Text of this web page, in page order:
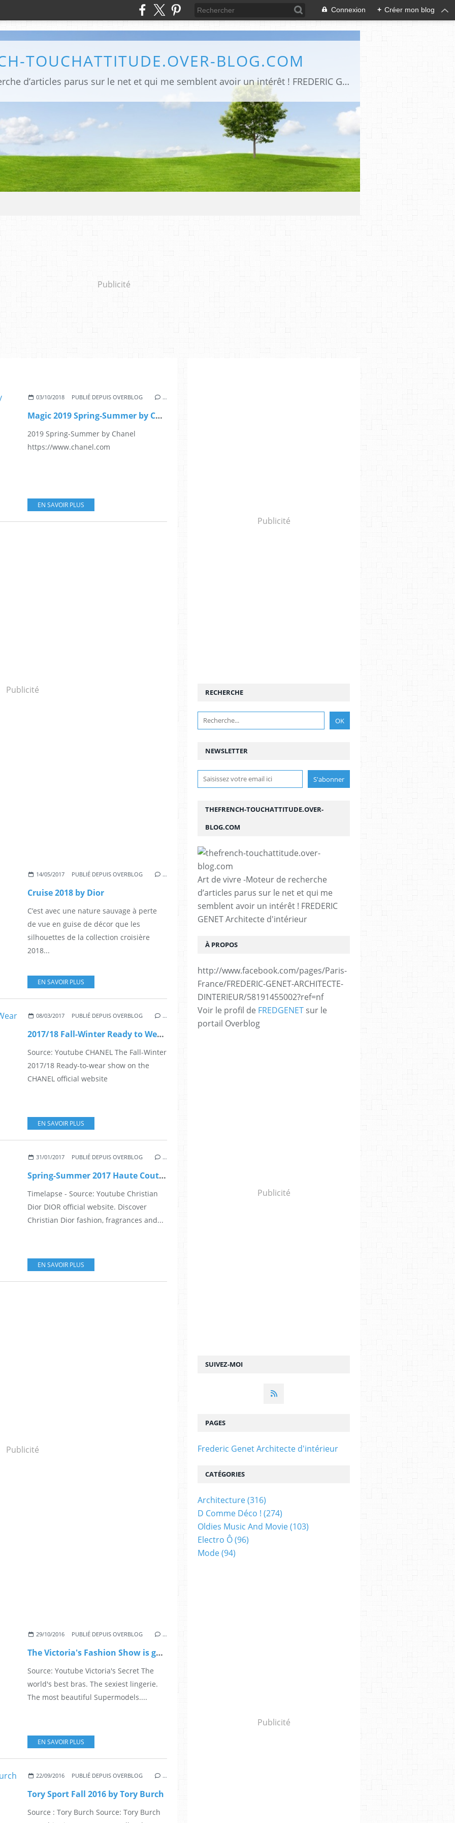
Connexion + Créer mon blog
TOUCHATTITUDE.OVER-BLOG.COM
Art de vivre -Moteur de recherche d’articles parus sur le net et qui me semblent avoir un intérêt ! FREDERIC GENET Architecte d'intérieur
Publicité
03/10/2018 PUBLIÉ DEPUIS OVERBLOG …
Magic 2019 Spring-Summer by Chanel
2019 Spring-Summer by Chanel
https://www.chanel.com
EN SAVOIR PLUS
Publicité
14/05/2017 PUBLIÉ DEPUIS OVERBLOG …
Cruise 2018 by Dior
C’est avec une nature sauvage à perte
de vue en guise de décor que les
silhouettes de la collection croisière
2018...
EN SAVOIR PLUS
08/03/2017 PUBLIÉ DEPUIS OVERBLOG …
2017/18 Fall-Winter Ready to Wear by CHANEL
Source: Youtube CHANEL The Fall-Winter
2017/18 Ready-to-wear show on the
CHANEL official website
EN SAVOIR PLUS
31/01/2017 PUBLIÉ DEPUIS OVERBLOG …
Spring-Summer 2017 Haute Couture show by Dior
Timelapse - Source: Youtube Christian
Dior DIOR official website. Discover
Christian Dior fashion, fragrances and...
EN SAVOIR PLUS
Publicité
29/10/2016 PUBLIÉ DEPUIS OVERBLOG …
The Victoria's Fashion Show is going to Paris !
Source: Youtube Victoria's Secret The
world's best bras. The sexiest lingerie.
The most beautiful Supermodels....
EN SAVOIR PLUS
22/09/2016 PUBLIÉ DEPUIS OVERBLOG …
Tory Sport Fall 2016 by Tory Burch
Source : Tory Burch Source: Tory Burch
Publicité
NEWSLETTER
SUIVEZ-MOI
RECHERCHE
THEFRENCH-TOUCHATTITUDE.OVER-
BLOG.COM
Art de vivre -Moteur de recherche
d’articles parus sur le net et qui me
semblent avoir un intérêt ! FREDERIC
GENET Architecte d'intérieur
À PROPOS
http://www.facebook.com/pages/Paris-
France/FREDERIC-GENET-ARCHITECTE-
DINTERIEUR/58191455002?ref=nf
Voir le profil de FREDGENET sur le
portail Overblog
Publicité
PAGES
Frederic Genet Architecte d'intérieur
CATÉGORIES
Architecture(316)
D Comme Déco ! (274)
Oldies Music And Movie(103)
Electro Ô(96)
Mode(94)
Publicité